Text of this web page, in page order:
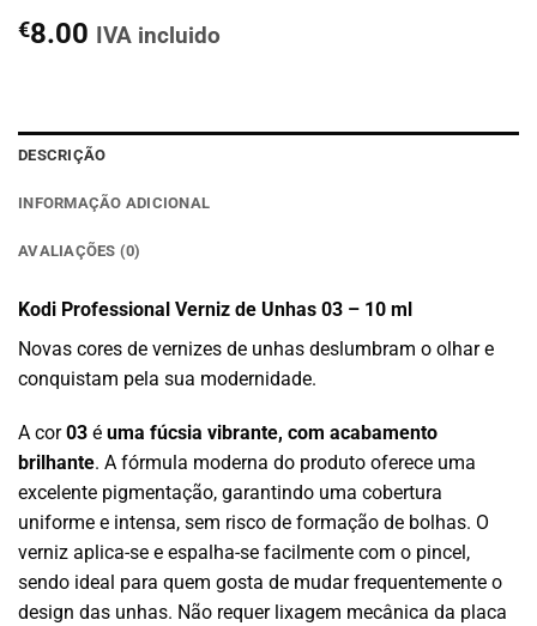
€8.00 IVA incluido
DESCRIÇÃO
INFORMAÇÃO ADICIONAL
AVALIAÇÕES (0)
Kodi Professional Verniz de Unhas 03 – 10 ml
Novas cores de vernizes de unhas deslumbram o olhar e
conquistam pela sua modernidade.
A cor03 é uma fúcsia vibrante, com acabamento
brilhante. A fórmula moderna do produto oferece uma
excelente pigmentação, garantindo uma cobertura
uniforme e intensa, sem risco de formação de bolhas. O
verniz aplica-se e espalha-se facilmente com o pincel,
sendo ideal para quem gosta de mudar frequentemente o
design das unhas. Não requer lixagem mecânica da placa